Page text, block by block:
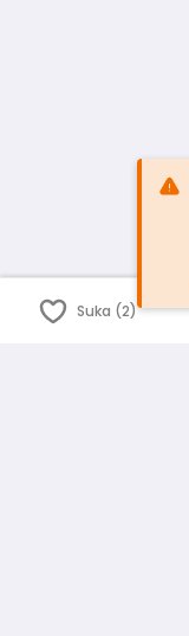
Suka (2)